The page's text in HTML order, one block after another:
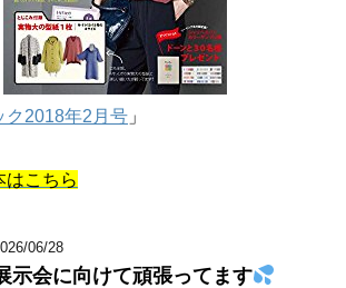
ク2018年2月号 」
はこちら
06/28
示会に向けて頑張ってます